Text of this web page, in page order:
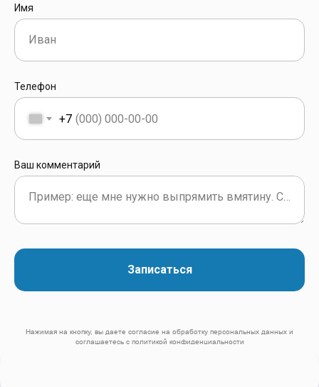
Имя
Иван
Телефон
+7
Ваш комментарий
Пример: еще мне нужно выпрямить вмятину. Сколько все будет стоить в комплексе?
Записаться
Нажимая на кнопку, вы даете согласие на обработку персональных данных и
соглашаетесь c политикой конфиденциальности